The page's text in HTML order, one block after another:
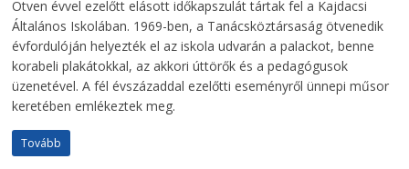
Ötven évvel ezelőtt elásott időkapszulát tártak fel a Kajdacsi
Általános Iskolában. 1969-ben, a Tanácsköztársaság ötvenedik
évfordulóján helyezték el az iskola udvarán a palackot, benne
korabeli plakátokkal, az akkori úttörők és a pedagógusok
üzenetével. A fél évszázaddal ezelőtti eseményről ünnepi műsor
keretében emlékeztek meg.
Tovább